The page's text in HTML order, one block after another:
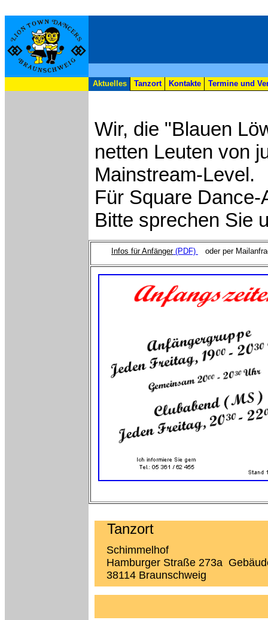
Aktuelles Tanzort Kontakte Termine und
Wir, die "Blauen
netten Leuten von
Mainstream-Level.
Für Square
Bitte sprechen Sie
Infos für Anfänger(PDF) oder per
Tanzort
Schimmelhof
Hamburger Straße 273a
38114 Braunschweig